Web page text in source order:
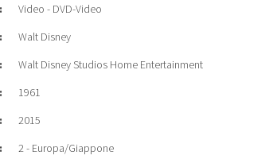
Video - DVD-Video
Walt Disney
Walt Disney Studios Home Entertainment
1961
2015
2 - Europa/Giappone